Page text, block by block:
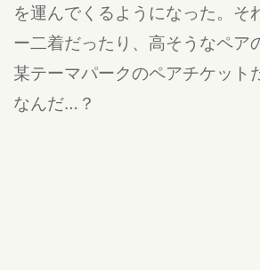
を運んでくるようになった。そ
ー二着だったり、高そうなペア
某テーマパークのペアチケット
なんだ…？